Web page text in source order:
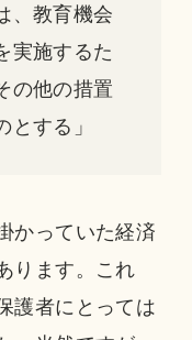
、教育機会
実施するた
の他の措置
とする」
かっていた経済
ります。これ
護者にとっては